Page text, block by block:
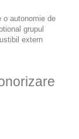
o autonomie de
grupul
extern